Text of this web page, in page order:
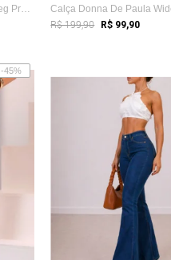
Calça Donna De Paula Wide Leg Preta De B...
R$ 199,90 R$ 99,90
-45%